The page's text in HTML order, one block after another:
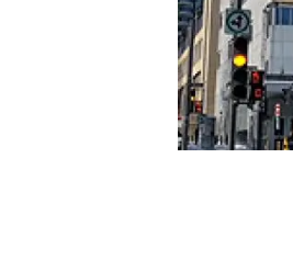
Cambio global
Funcionamiento de los